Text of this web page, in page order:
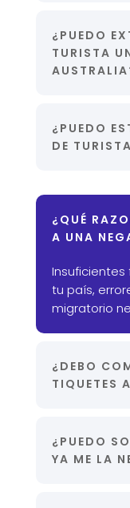
¿PUEDO
TURISTA
¿PUEDO
DE
¿QUÉ
A UNA
tu país,
migratorio
¿DEBO
TIQUETES
¿PUEDO
YA ME LA